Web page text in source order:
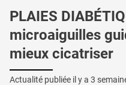
PLAIES
microaiguilles
mieux cicatriser
Actualité publiée il y a 3